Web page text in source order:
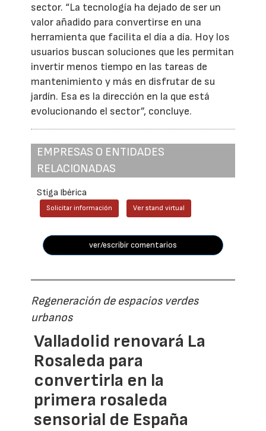
sector. “La tecnología ha dejado de ser un
valor añadido para convertirse en una
herramienta que facilita el día a día. Hoy los
usuarios buscan soluciones que les permitan
invertir menos tiempo en las tareas de
mantenimiento y más en disfrutar de su
jardín. Esa es la dirección en la que está
evolucionando el sector”, concluye.
EMPRESAS O ENTIDADES
RELACIONADAS
Stiga Ibérica
Solicitar información Ver stand virtual
ver/escribir comentarios
Regeneración de espacios verdes
urbanos
Valladolid renovará La
Rosaleda para
convertirla en la
primera rosaleda
sensorial de España